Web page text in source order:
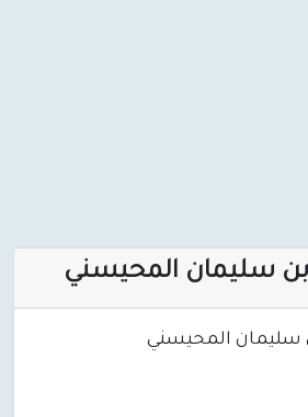
سليمان المحيسني
سليمان المحيسني